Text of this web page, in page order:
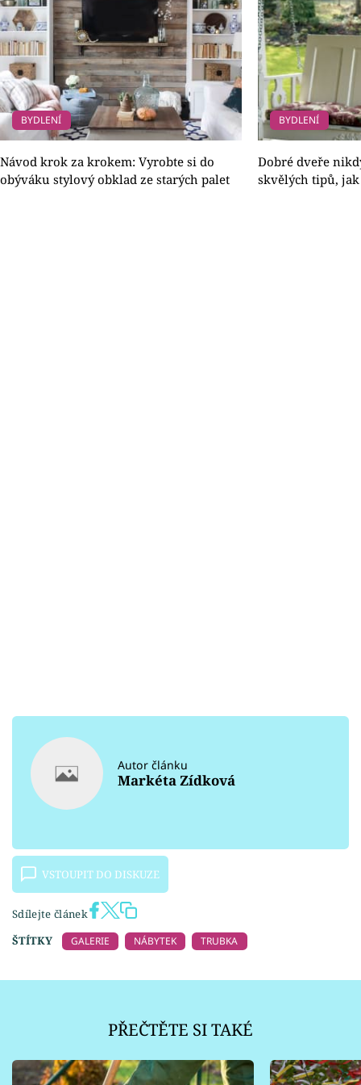
BYDLENÍ
Návod krok za krokem: Vyrobte si do
obýváku stylový obklad ze starých palet
BYDLENÍ
Dobré dveře
skvělých tipů,
Autor článku
Markéta Zídková
VSTOUPIT DO DISKUZE
Sdílejte článek
ŠTÍTKY
GALERIE NÁBYTEK TRUBKA
PŘEČTĚTE SI TAKÉ